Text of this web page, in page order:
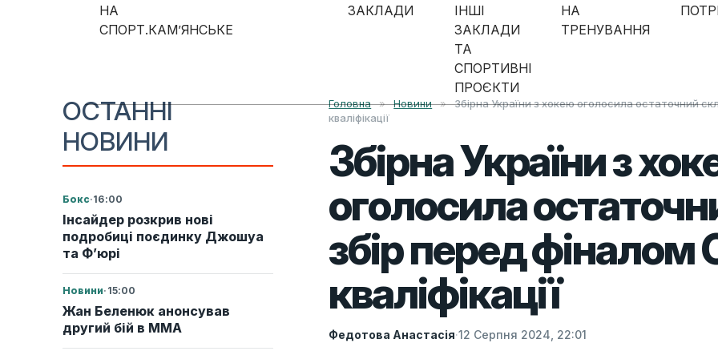
Skip to content
НА
СПОРТ.КАМ’ЯНСЬКЕ
ЗАКЛАДИ
ІНШІ
ЗАКЛАДИ
ТА
СПОРТИВНІ
ПРОЄКТИ
НА
ТРЕНУВАННЯ
ОСТАННІ
НОВИНИ
Бокс·16:00
Інсайдер розкрив нові
подробиці поєдинку Джошуа
та Ф’юрі
Новини· 15:00
Жан Беленюк анонсував
другий бій в ММА
Головна » Новини » Збірна України з хокею оголосила остаточний
кваліфікації
Збірна України з
оголосила
збір перед фіналом
кваліфікації
Федотова Анастасія·12 Серпня 2024, 22:01